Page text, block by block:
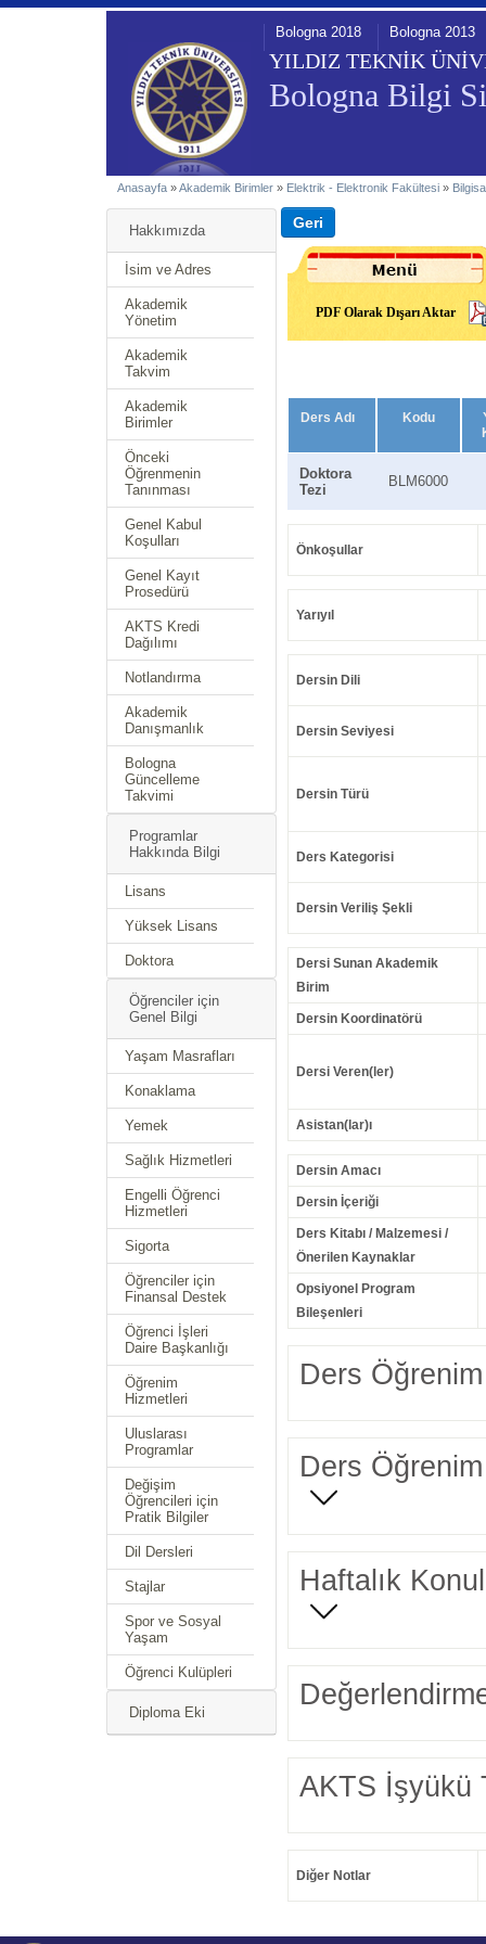
YILDIZ TEKNİK
Bologna Bilgi
Bologna 2018 Bologna 2013
Anasayfa »Akademik Birimler » Elektrik - Elektronik Fakültesi »
Hakkımızda
İsim ve Adres
Akademik
Yönetim
Akademik
Takvim
Akademik
Birimler
Önceki
Öğrenmenin
Tanınması
Genel Kabul
Koşulları
Genel Kayıt
Prosedürü
AKTS Kredi
Dağılımı
Notlandırma
Akademik
Danışmanlık
Bologna
Güncelleme
Takvimi
Programlar
Hakkında Bilgi
Lisans
Yüksek Lisans
Doktora
Öğrenciler için
Genel Bilgi
Yaşam Masrafları
Konaklama
Yemek
Sağlık Hizmetleri
Engelli Öğrenci
Hizmetleri
Sigorta
Öğrenciler için
Finansal Destek
Öğrenci İşleri
Daire Başkanlığı
Öğrenim
Hizmetleri
Uluslarası
Programlar
Değişim
Öğrencileri için
Pratik Bilgiler
Dil Dersleri
Stajlar
Spor ve Sosyal
Yaşam
Öğrenci Kulüpleri
Diploma Eki
PDF Olarak Dışarı Aktar
Ders Adı Kodu
Doktora
Tezi
BLM6000
Önkoşullar
Yarıyıl
Dersin Dili
Dersin Seviyesi
Dersin Türü
Ders Kategorisi
Dersin Veriliş Şekli
Dersi Sunan Akademik
Birim
Dersin Koordinatörü
Dersi Veren(ler)
Asistan(lar)ı
Dersin Amacı
Dersin İçeriği
Ders Kitabı / Malzemesi /
Önerilen Kaynaklar
Opsiyonel Program
Bileşenleri
Ders Öğrenim
Ders Öğrenim
Haftalık
AKTS İşyükü
Diğer Notlar